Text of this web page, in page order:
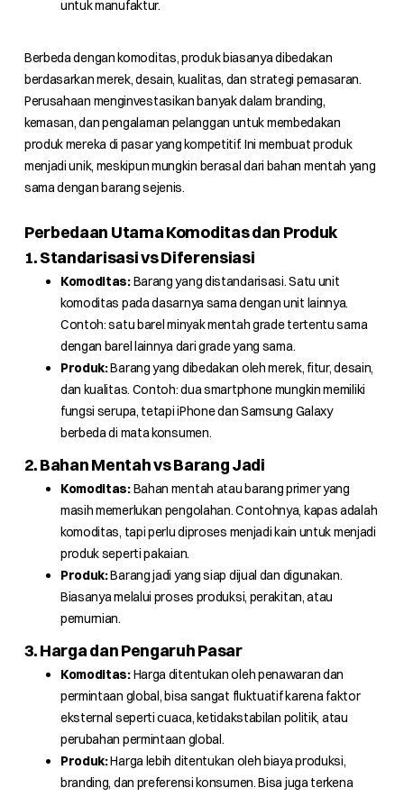
untuk manufaktur.
Berbeda dengan komoditas, produk biasanya dibedakan
berdasarkan merek, desain, kualitas, dan strategi pemasaran.
Perusahaan menginvestasikan banyak dalam branding,
kemasan, dan pengalaman pelanggan untuk membedakan
produk mereka di pasar yang kompetitif. Ini membuat produk
menjadi unik, meskipun mungkin berasal dari bahan mentah yang
sama dengan barang sejenis.
Perbedaan Utama Komoditas dan Produk
1. Standarisasi vs Diferensiasi
Komoditas:Barang yang distandarisasi. Satu unit
komoditas pada dasarnya sama dengan unit lainnya.
Contoh: satu barel minyak mentah grade tertentu sama
dengan barel lainnya dari grade yang sama.
Produk:Barang yang dibedakan oleh merek, fitur, desain,
dan kualitas. Contoh: dua smartphone mungkin memiliki
fungsi serupa, tetapi iPhone dan Samsung Galaxy
berbeda di mata konsumen.
2. Bahan Mentah vs Barang Jadi
Komoditas:Bahan mentah atau barang primer yang
masih memerlukan pengolahan. Contohnya, kapas adalah
komoditas, tapi perlu diproses menjadi kain untuk menjadi
produk seperti pakaian.
Produk:Barang jadi yang siap dijual dan digunakan.
Biasanya melalui proses produksi, perakitan, atau
pemurnian.
3. Harga dan Pengaruh Pasar
Komoditas:Harga ditentukan oleh penawaran dan
permintaan global, bisa sangat fluktuatif karena faktor
eksternal seperti cuaca, ketidakstabilan politik, atau
perubahan permintaan global.
Produk:Harga lebih ditentukan oleh biaya produksi,
branding, dan preferensi konsumen. Bisa juga terkena